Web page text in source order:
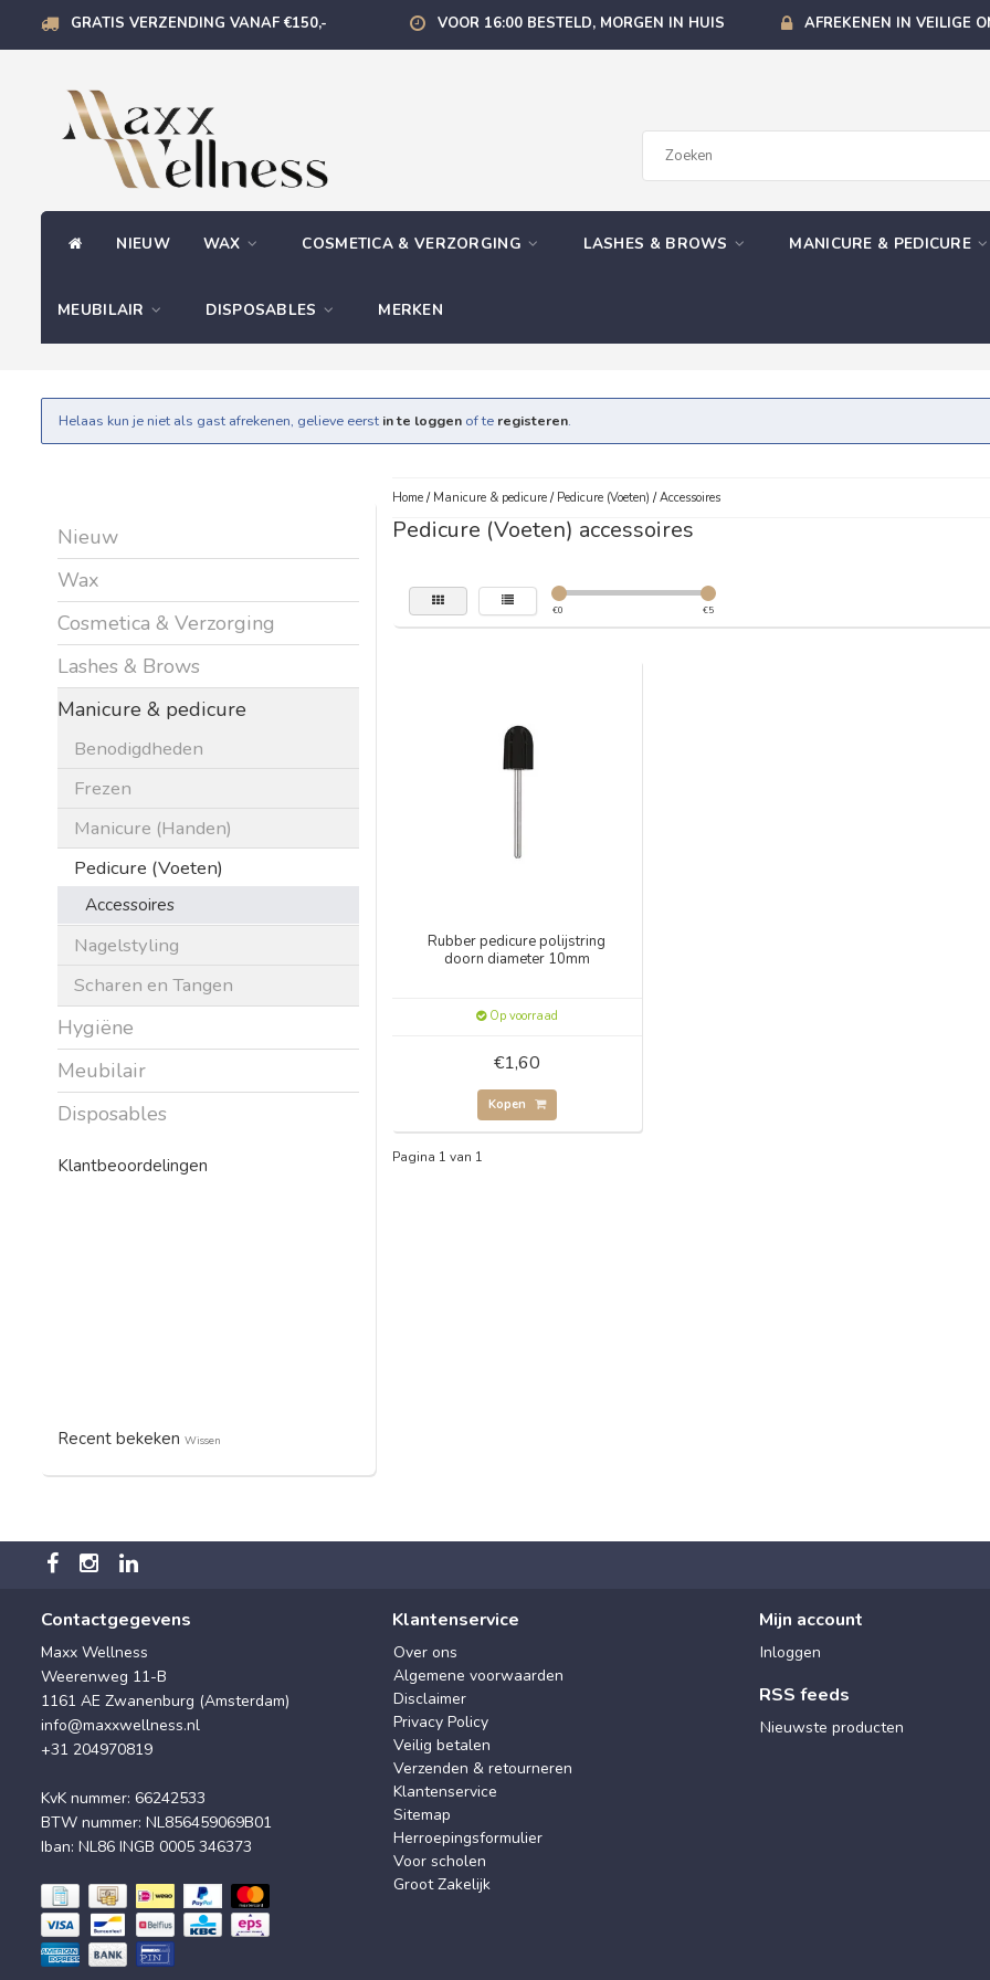
GRATIS VERZENDING VANAF €150,- VOOR 16:00 BESTELD, MORGEN IN HUIS AFREKENEN IN VEILIGE
NIEUW WAX COSMETICA & VERZORGING LASHES & BROWS MANICURE & PEDICURE
MEUBILAIR DISPOSABLES MERKEN
Helaas kun je niet als gast afrekenen, gelieve eerst in te loggen of te registeren.
Nieuw
Wax
Cosmetica & Verzorging
Lashes & Brows
Manicure & pedicure
Benodigdheden
Frezen
Manicure (Handen)
Pedicure (Voeten)
Accessoires
Nagelstyling
Scharen en Tangen
Hygiëne
Meubilair
Disposables
Klantbeoordelingen
Recent bekeken Wissen
Home/ Manicure & pedicure/ Pedicure (Voeten) /Accessoires
Pedicure (Voeten) accessoires
€0 €5
Rubber pedicure polijstring
doorn diameter 10mm
Op voorraad
€1,60
Kopen
Pagina 1 van 1
Contactgegevens
Maxx Wellness
Weerenweg 11-B
1161 AE Zwanenburg (Amsterdam)
info@maxxwellness.nl
+31 204970819
KvK nummer: 66242533
BTW nummer: NL856459069B01
Iban: NL86 INGB 0005 346373
Klantenservice
Over ons
Algemene voorwaarden
Disclaimer
Privacy Policy
Veilig betalen
Verzenden & retourneren
Klantenservice
Sitemap
Herroepingsformulier
Voor scholen
Groot Zakelijk
Mijn account
Inloggen
RSS feeds
Nieuwste producten